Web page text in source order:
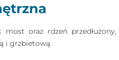
oraz rdzeń przedłużony,
i grzbietową.